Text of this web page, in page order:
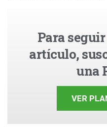
Para
artículo,
una
VER